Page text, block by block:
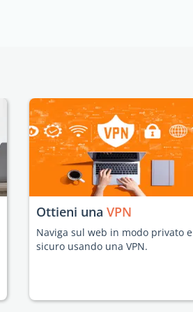
Ottieni una VPN
Naviga sul web in modo privato e
sicuro usando una VPN.